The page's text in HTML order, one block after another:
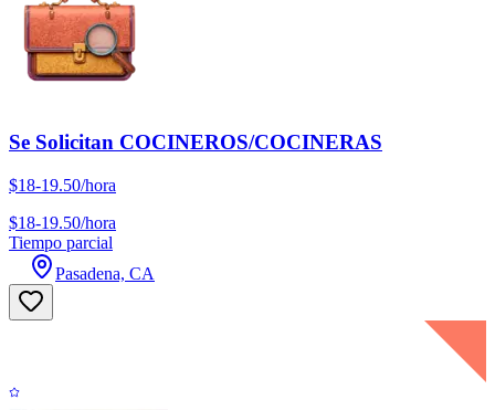
Se Solicitan COCINEROS/COCINERAS
$18-19.50/hora
$18-19.50/hora
Tiempo parcial
Pasadena, CA